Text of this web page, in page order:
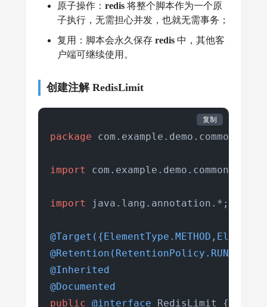
原子操作： redis 将整个脚本作为一个原
子执行，无需担心并发，也就无需事务；
复用：脚本会永久保存 redis 中，其他客
户端可继续使用。
创建注解 RedisLimit
package
import
import java.lang.annotation.*;
@Retention(RetentionPolicy.RUNTIME)
@Inherited
@Documented
public @interface RedisLimit {
复制